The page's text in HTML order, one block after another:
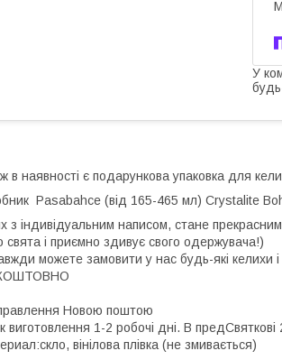
У
в наявності є подарункова упаковка для
Pasabahce (від 165-465 мл) Crystalite
з індивідуальним написом, стане
свята і приємно здивує свого одержувача!)
можете замовити у нас будь-які келихи
Новою поштою
виготовлення 1-2 робочі дні. В предСвяткові
вінілова плівка (не змивається)